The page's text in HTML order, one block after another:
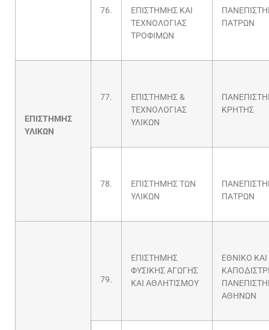
76.
ΕΠΙΣΤΗΜΗΣ ΚΑΙ
ΤΕΧΝΟΛΟΓΙΑΣ
ΤΡΟΦΙΜΩΝ
ΠΑΤΡΩΝ
ΕΠΙΣΤΗΜΗΣ
ΥΛΙΚΩΝ
77.
ΕΠΙΣΤΗΜΗΣ &
ΤΕΧΝΟΛΟΓΙΑΣ
ΥΛΙΚΩΝ
ΚΡΗΤΗΣ
78.
ΕΠΙΣΤΗΜΗΣ ΤΩΝ
ΥΛΙΚΩΝ
ΠΑΤΡΩΝ
79.
ΕΠΙΣΤΗΜΗΣ
ΦΥΣΙΚΗΣ ΑΓΩΓΗΣ
ΚΑΙ ΑΘΛΗΤΙΣΜΟΥ
ΕΘΝΙΚΟ ΚΑΙ
ΑΘΗΝΩΝ